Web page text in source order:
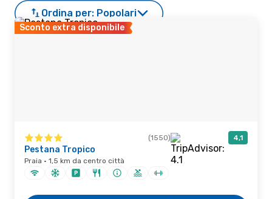
Ordina per: Popolari
Sconto extra disponibile
(1550) 4,1
Pestana Tropico
Praia · 1,5 km da centro città